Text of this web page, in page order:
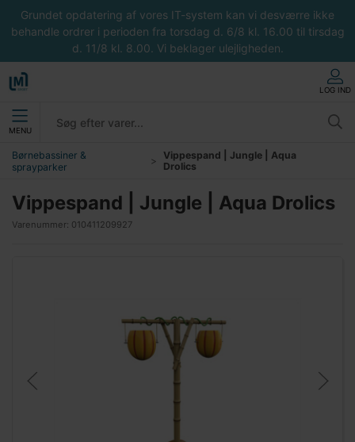
Grundet opdatering af vores IT-system kan vi desværre ikke
behandle ordrer i perioden fra torsdag d. 6/8 kl. 16.00 til tirsdag
d. 11/8 kl. 8.00. Vi beklager ulejligheden.
LOG IND
MENU
Børnebassiner &
sprayparker
Vippespand | Jungle | Aqua
Drolics
Vippespand | Jungle | Aqua Drolics
Varenummer: 010411209927